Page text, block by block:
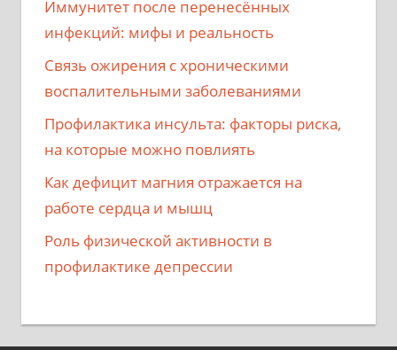
Иммунитет после перенесённых
инфекций: мифы и реальность
Связь ожирения с хроническими
воспалительными заболеваниями
Профилактика инсульта: факторы риска,
на которые можно повлиять
Как дефицит магния отражается на
работе сердца и мышц
Роль физической активности в
профилактике депрессии